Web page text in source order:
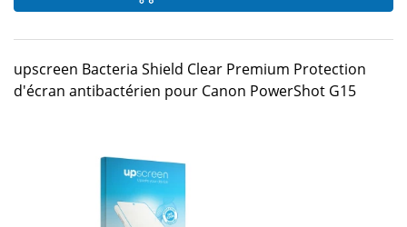
upscreen Bacteria Shield Clear Premium Protection
d'écran antibactérien pour Canon PowerShot G15